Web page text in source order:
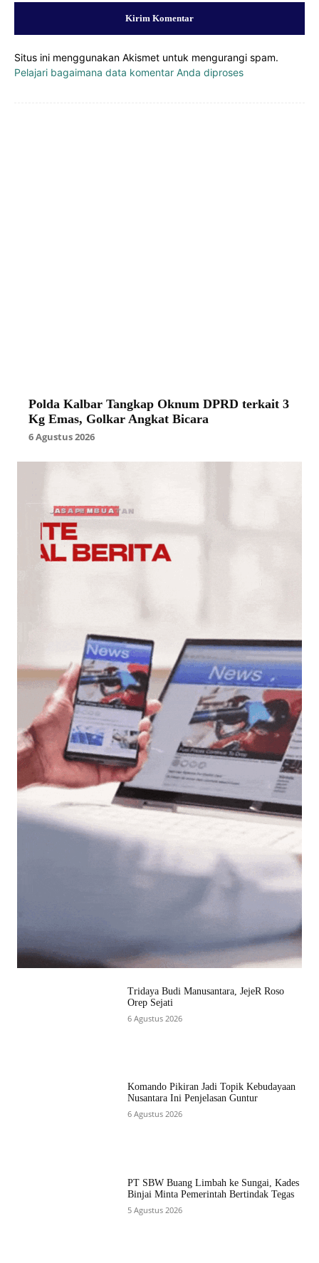
Situs ini menggunakan Akismet untuk mengurangi spam.
Pelajari bagaimana data komentar Anda diproses
Polda Kalbar Tangkap Oknum DPRD terkait 3
Kg Emas, Golkar Angkat Bicara
6 Agustus 2026
Tridaya Budi Manusantara, JejeR Roso
Orep Sejati
6 Agustus 2026
Komando Pikiran Jadi Topik Kebudayaan
Nusantara Ini Penjelasan Guntur
6 Agustus 2026
PT SBW Buang Limbah ke Sungai, Kades
Binjai Minta Pemerintah Bertindak Tegas
5 Agustus 2026